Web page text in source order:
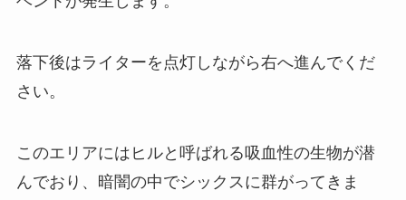
落下後はライターを点灯しながら右へ進んでくだ
さい。
このエリアにはヒルと呼ばれる吸血性の生物が潜
んでおり、暗闇の中でシックスに群がってきま